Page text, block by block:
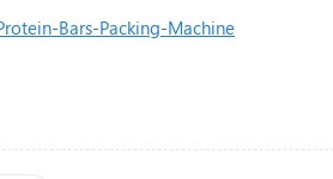
Bars-Packing-Machine